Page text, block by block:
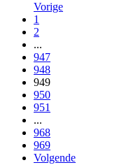
Vorige
1
2
...
947
948
949
950
951
...
968
969
Volgende